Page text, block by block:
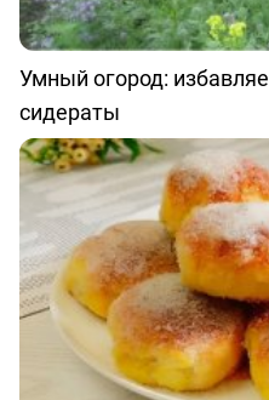
Умный огород:
сидераты